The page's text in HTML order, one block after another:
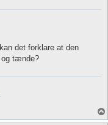
det forklare at den
og tænde?